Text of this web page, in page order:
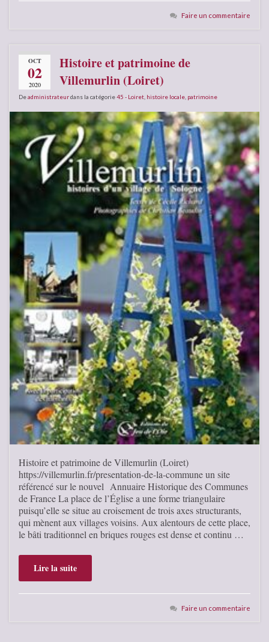
Faire un commentaire
OCT
02
2020
Histoire et patrimoine de
Villemurlin (Loiret)
Deadministrateurdans la catégorie45 - Loiret histoire locale patrimoine
Histoire et patrimoine de Villemurlin (Loiret)
https://villemurlin.fr/presentation-de-la-commune un site
référencé sur le nouvel Annuaire Historique des Communes
de France La place de l’Église a une forme triangulaire
puisqu’elle se situe au croisement de trois axes structurants,
qui mènent aux villages voisins. Aux alentours de cette place,
le bâti traditionnel en briques rouges est dense et continu …
Lire la suite
Faire un commentaire